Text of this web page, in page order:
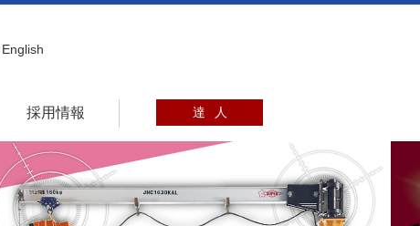
採用情報 達 人
English